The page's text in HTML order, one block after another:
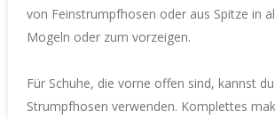
von Feinstrumpfhosen oder aus Spitze in
Mogeln oder zum vorzeigen.
Für Schuhe, die vorne offen sind, kannst
Strumpfhosen verwenden. Komplettes